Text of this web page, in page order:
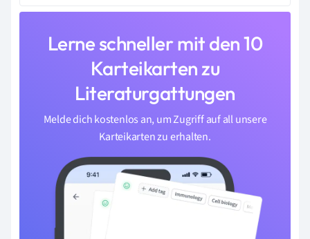
Lerne schneller mit den 10
Karteikarten zu
Literaturgattungen
Melde dich kostenlos an, um Zugriff auf all unsere
Karteikarten zu erhalten.